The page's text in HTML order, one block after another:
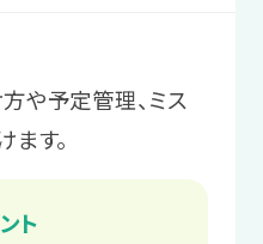
行し、企業に
安を伝えるお
で模擬的な業
場で起こりがち
んだり、自己理解
や予定管理、ミス
す。
ト